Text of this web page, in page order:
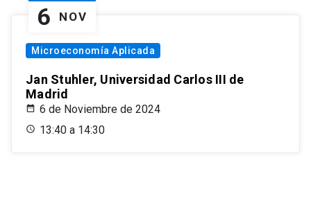
6 NOV
Microeconomía Aplicada
Jan Stuhler, Universidad Carlos III de
Madrid
6 de Noviembre de 2024
13:40 a 14:30